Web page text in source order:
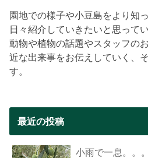
園地での様子や小豆島をより知
日々紹介していきたいと思ってい
動物や植物の話題やスタッフの
近な出来事をお伝えしていく、
す。
最近の投稿
小雨で一息。。。